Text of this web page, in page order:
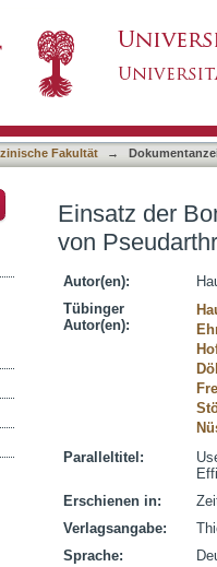
Fakultät →
Einsatz der
von
Autor(en):
Tübinger
Autor(en):
Paralleltitel:
Erschienen in:
Verlagsangabe:
Sprache: